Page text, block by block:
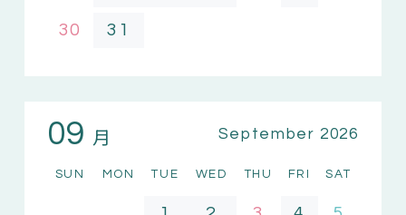
30 31
09 月 September 2026
SUN MON TUE WED THU FRI SAT